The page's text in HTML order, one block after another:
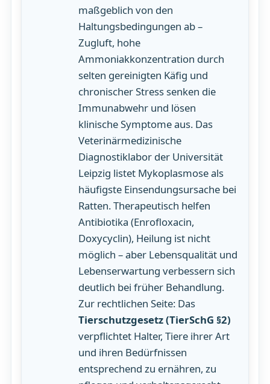
maßgeblich von den
Haltungsbedingungen ab –
Zugluft, hohe
Ammoniakkonzentration durch
selten gereinigten Käfig und
chronischer Stress senken die
Immunabwehr und lösen
klinische Symptome aus. Das
Veterinärmedizinische
Diagnostiklabor der Universität
Leipzig listet Mykoplasmose als
häufigste Einsendungsursache bei
Ratten. Therapeutisch helfen
Antibiotika (Enrofloxacin,
Doxycyclin), Heilung ist nicht
möglich – aber Lebensqualität und
Lebenserwartung verbessern sich
deutlich bei früher Behandlung.
Zur rechtlichen Seite: Das
Tierschutzgesetz (TierSchG §2)
verpflichtet Halter, Tiere ihrer Art
und ihren Bedürfnissen
entsprechend zu ernähren, zu